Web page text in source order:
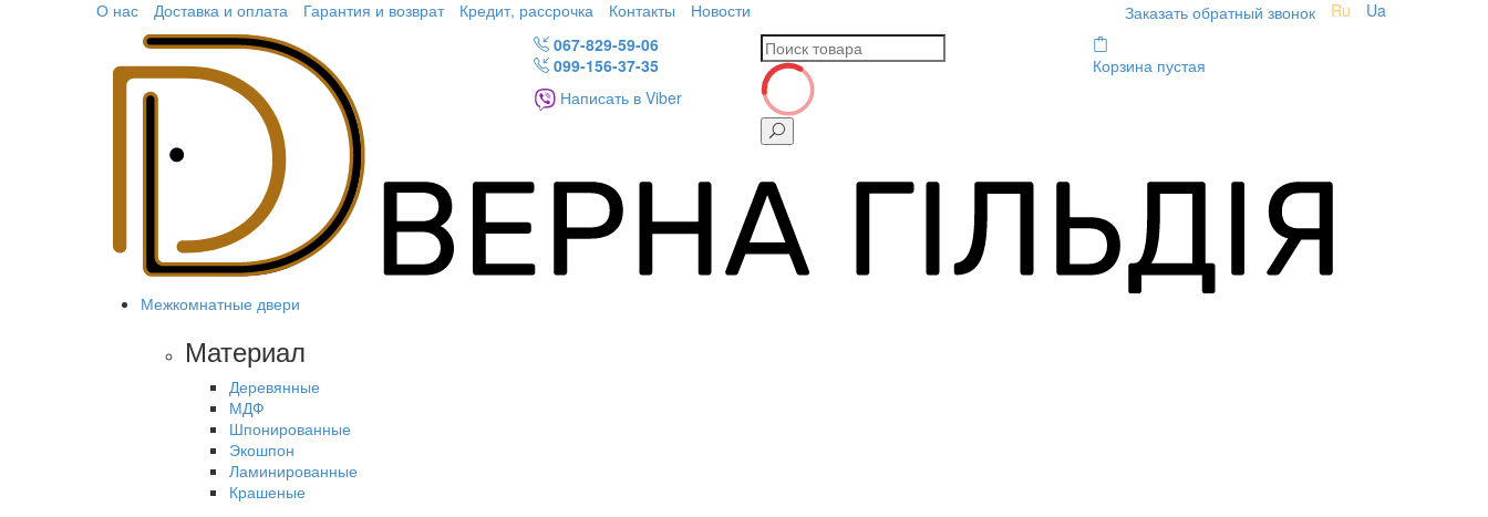
О нас Доставка и оплата Гарантия и возврат Кредит, рассрочка Контакты Новости Заказать обратный звонок Ru
Ua
067-829-59-06
099-156-37-35
Написать в Viber
Корзина пустая
Межкомнатные двери
Материал
Деревянные
МДФ
Шпонированные
Экошпон
Ламинированные
Крашеные